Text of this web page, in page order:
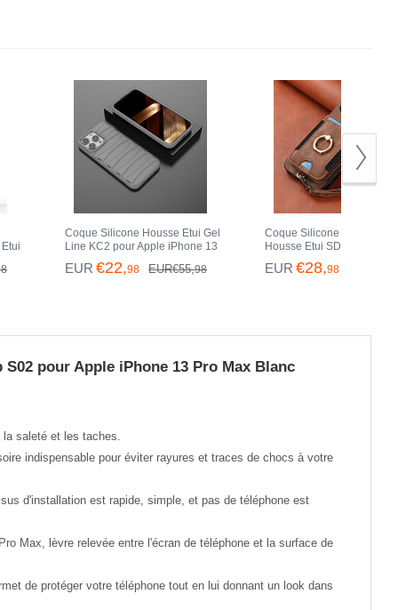
Coque Silicone Housse Etui Gel
Line KC2 pour Apple iPhone 13
Pro Max Gris
EUR €22,98 EUR€55,98
Coque Silicone Gel Motif
Housse Etui SD2 pour
iPhone 13 Pro Max Marron
EUR €28,98
pour Apple iPhone 13 Pro Max Blanc
la saleté et les taches.
indispensable pour éviter rayures et traces de chocs à votre
d'installation est rapide, simple, et pas de téléphone est
Max, lèvre relevée entre l'écran de téléphone et la surface de
de protéger votre téléphone tout en lui donnant un look dans